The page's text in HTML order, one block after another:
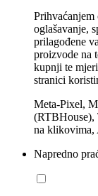
Prihvaćanjem
oglašavanje,
prilagođene
proizvode na
kupnji te
stranici
Meta-Pixel,
(RTBHouse),
na klikovima,
Napredno